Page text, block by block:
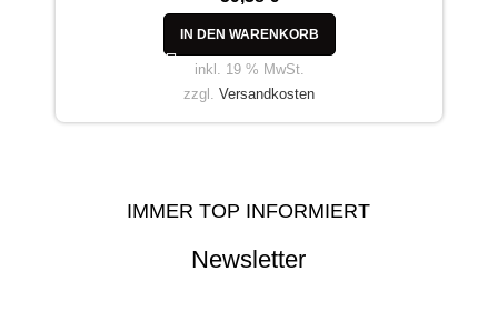
IN DEN WARENKORB
inkl. 19 % MwSt.
zzgl. Versandkosten
IMMER TOP INFORMIERT
Newsletter